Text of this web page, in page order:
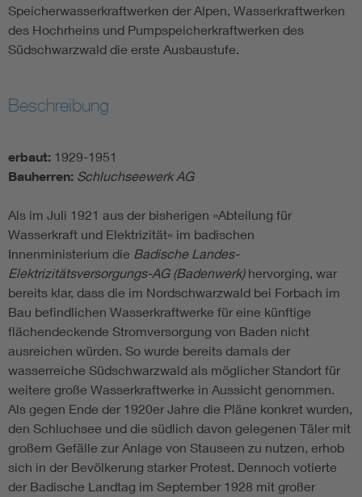
Speicherwasserkraftwerken der Alpen, Wasserkraftwerken
des Hochrheins und Pumpspeicherkraftwerken des
Südschwarzwald die erste Ausbaustufe.
Beschreibung
erbaut: 1929-1951
Bauherren: Schluchseewerk AG
Als im Juli 1921 aus der bisherigen »Abteilung für
Wasserkraft und Elektrizität« im badischen
Innenministerium die Badische Landes-
Elektrizitätsversorgungs-AG (Badenwerk)hervorging, war
bereits klar, dass die im Nordschwarzwald bei Forbach im
Bau befindlichen Wasserkraftwerke für eine künftige
flächendeckende Stromversorgung von Baden nicht
ausreichen würden. So wurde bereits damals der
wasserreiche Südschwarzwald als möglicher Standort für
weitere große Wasserkraftwerke in Aussicht genommen.
Als gegen Ende der 1920er Jahre die Pläne konkret wurden,
den Schluchsee und die südlich davon gelegenen Täler mit
großem Gefälle zur Anlage von Stauseen zu nutzen, erhob
sich in der Bevölkerung starker Protest. Dennoch votierte
der Badische Landtag im September 1928 mit großer